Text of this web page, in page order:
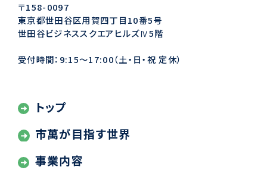
〒158-0097
東京都世田谷区用賀四丁目10番5号
世田谷ビジネススクエアヒルズⅣ5階
受付時間：9:15〜17:00（土・日・祝 定休）
トップ
市萬が目指す世界
事業内容